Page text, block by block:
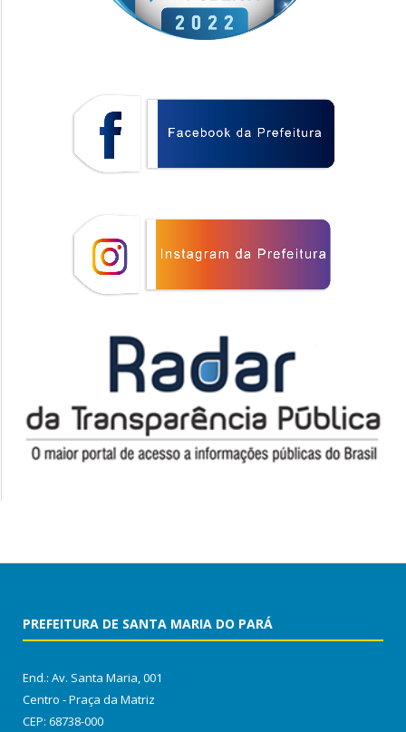
PREFEITURA DE SANTA MARIA DO PARÁ
End.: Av. Santa Maria, 001
Centro - Praça da Matriz
CEP: 68738-000